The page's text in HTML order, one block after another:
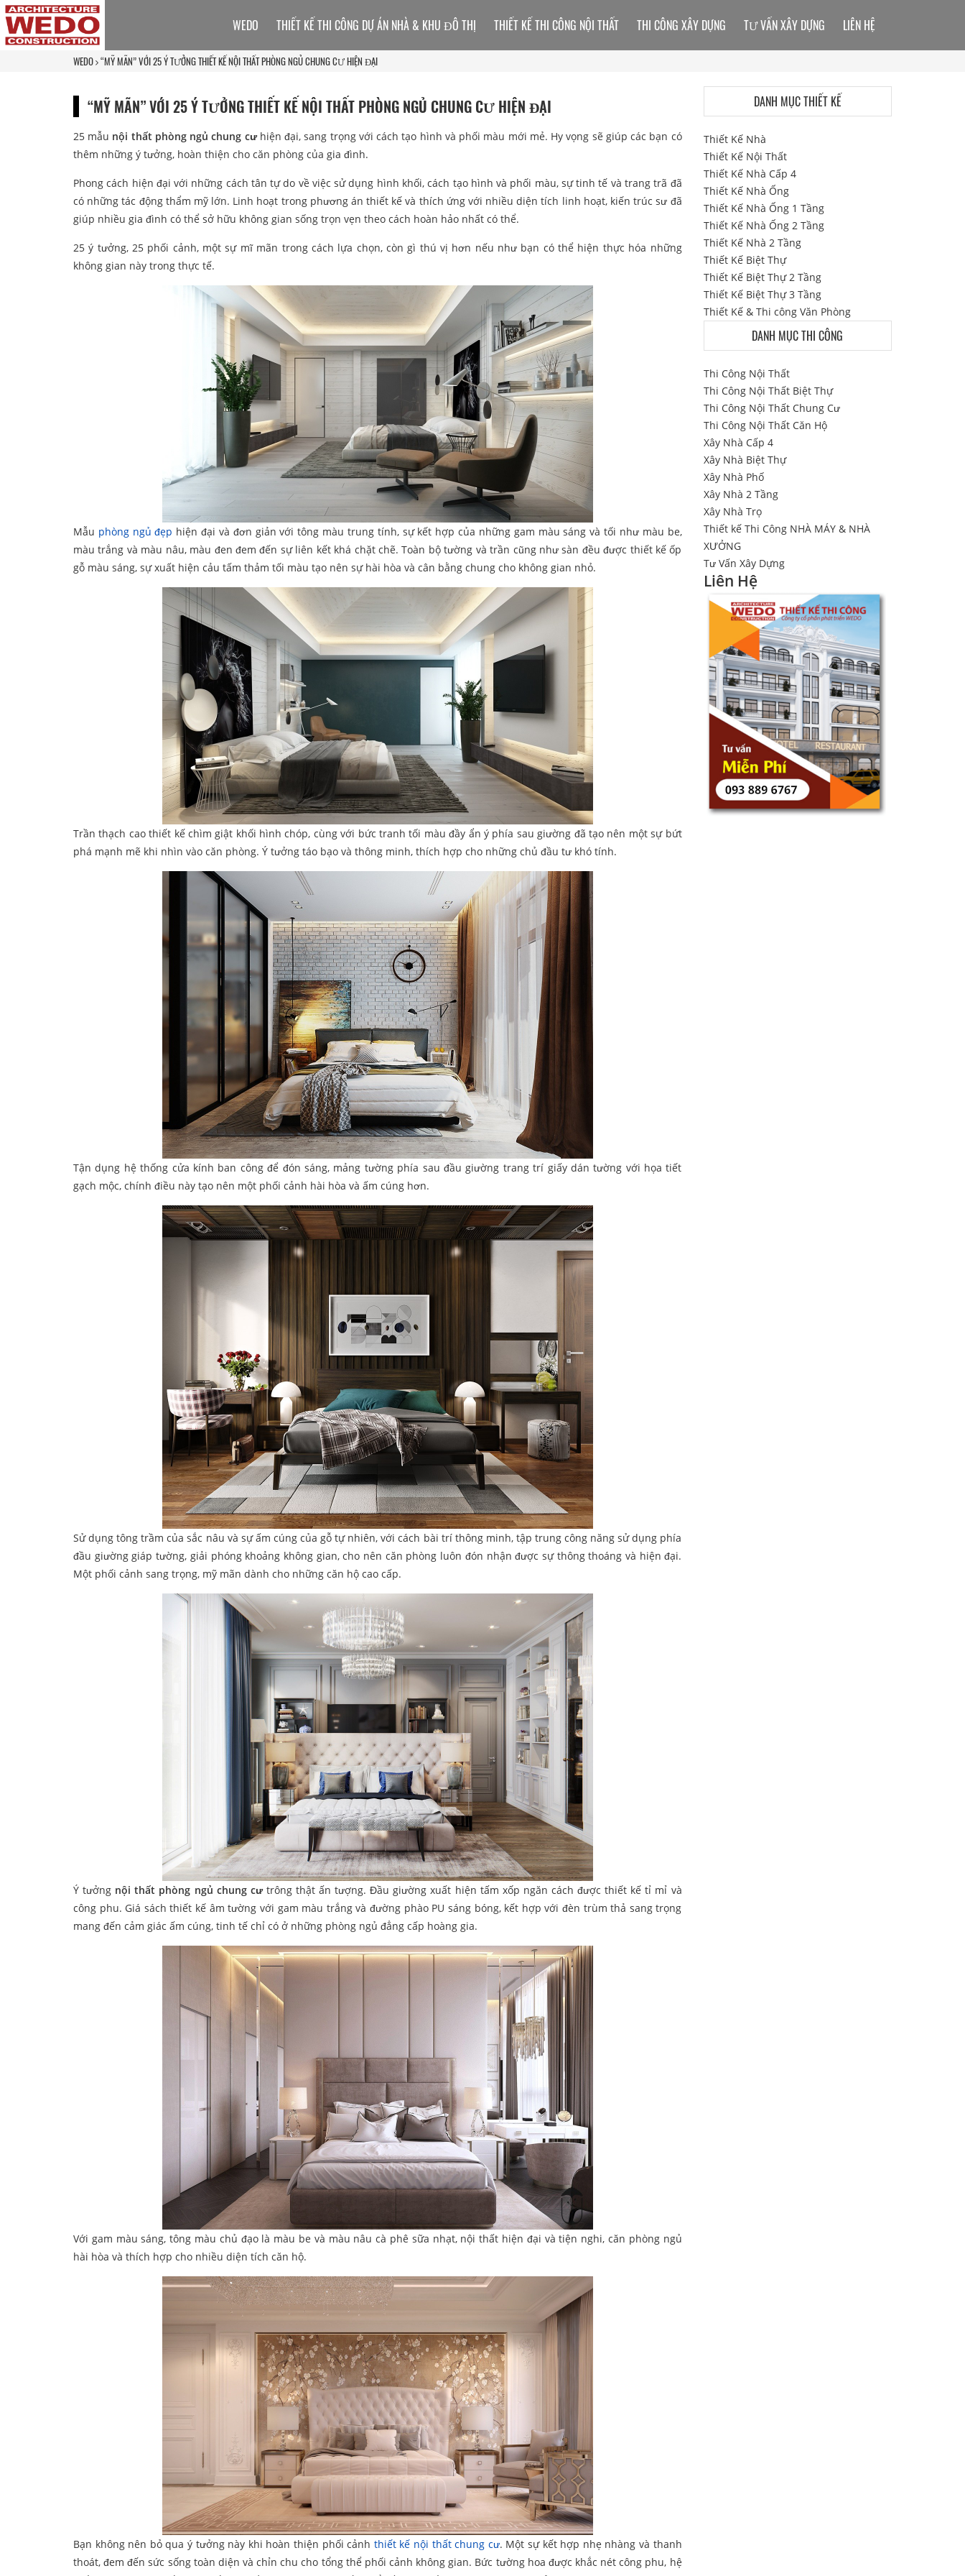
WEDO “MỸ MÃN” VỚI 25 Ý TƯỞNG THIẾT KẾ NỘI THẤT PHÒNG NGỦ CHUNG CƯ HIỆN ĐẠI
“MỸ MÃN” VỚI 25 Ý TƯỞNG THIẾT KẾ NỘI THẤT PHÒNG NGỦ CHUNG CƯ HIỆN ĐẠI
25 mẫu nội thất phòng ngủ chung cưhiện đại, sang trọng với cách tạo hình và phối màu mới mẻ. Hy vọng sẽ giúp các bạn có
thêm những ý tưởng, hoàn thiện cho căn phòng của gia đình.
Phong cách hiện đại với những cách tân tự do về việc sử dụng hình khối, cách tạo hình và phối màu, sự tinh tế và trang trã đã
có những tác động thẩm mỹ lớn. Linh hoạt trong phương án thiết kế và thích ứng với nhiều diện tích linh hoạt, kiến trúc sư đã
giúp nhiều gia đình có thể sở hữu không gian sống trọn vẹn theo cách hoàn hảo nhất có thể.
25 ý tưởng, 25 phối cảnh, một sự mĩ mãn trong cách lựa chọn, còn gì thú vị hơn nếu như bạn có thể hiện thực hóa những
không gian này trong thực tế.
Mẫu phòng ngủ đẹp hiện đại và đơn giản với tông màu trung tính, sự kết hợp của những gam màu sáng và tối như màu be,
màu trắng và màu nâu, màu đen đem đến sự liên kết khá chặt chẽ. Toàn bộ tường và trần cũng như sàn đều được thiết kế ốp
gỗ màu sáng, sự xuất hiện cảu tấm thảm tối màu tạo nên sự hài hòa và cân bằng chung cho không gian nhỏ.
Trần thạch cao thiết kế chìm giật khối hình chóp, cùng với bức tranh tối màu đầy ẩn ý phía sau giường đã tạo nên một sự bứt
phá mạnh mẽ khi nhìn vào căn phòng. Ý tưởng táo bạo và thông minh, thích hợp cho những chủ đầu tư khó tính.
Tận dụng hệ thống cửa kính ban công để đón sáng, mảng tường phía sau đầu giường trang trí giấy dán tường với họa tiết
gạch mộc, chính điều này tạo nên một phối cảnh hài hòa và ấm cúng hơn.
Sử dụng tông trầm của sắc nâu và sự ấm cúng của gỗ tự nhiên, với cách bài trí thông minh, tập trung công năng sử dụng phía
đầu giường giáp tường, giải phóng khoảng không gian, cho nên căn phòng luôn đón nhận được sự thông thoáng và hiện đại.
Một phối cảnh sang trọng, mỹ mãn dành cho những căn hộ cao cấp.
Ý tưởng nội thất phòng ngủ chung cư trông thật ấn tượng. Đầu giường xuất hiện tấm xốp ngăn cách được thiết kế tỉ mỉ và
công phu. Giá sách thiết kế âm tường với gam màu trắng và đường phào PU sáng bóng, kết hợp với đèn trùm thả sang trọng
mang đến cảm giác ấm cúng, tinh tế chỉ có ở những phòng ngủ đẳng cấp hoàng gia.
Với gam màu sáng, tông màu chủ đạo là màu be và màu nâu cà phê sữa nhạt, nội thất hiện đại và tiện nghi, căn phòng ngủ
hài hòa và thích hợp cho nhiều diện tích căn hộ.
Bạn không nên bỏ qua ý tưởng này khi hoàn thiện phối cảnh thiết kế nội thất chung cư. Một sự kết hợp nhẹ nhàng và thanh
thoát, đem đến sức sống toàn diện và chỉn chu cho tổng thể phối cảnh không gian. Bức tường hoa được khắc nét công phu, hệ
WEDO THIẾT KẾ THI CÔNG DỰ ÁN NHÀ & KHU ĐÔ THỊ THIẾT KẾ THI CÔNG NỘI THẤT THI CÔNG XÂY DỰNG TƯ VẤN XÂY DỰNG LIÊN HỆ
DANH MỤC THIẾT KẾ
Thiết Kế Nhà
Thiết Kế Nội Thất
Thiết Kế Nhà Cấp 4
Thiết Kế Nhà Ống
Thiết Kế Nhà Ống 1 Tầng
Thiết Kế Nhà Ống 2 Tầng
Thiết Kế Nhà 2 Tầng
Thiết Kế Biệt Thự
Thiết Kế Biệt Thự 2 Tầng
Thiết Kế Biệt Thự 3 Tầng
Thiết Kế & Thi công Văn Phòng
DANH MỤC THI CÔNG
Thi Công Nội Thất
Thi Công Nội Thất Biệt Thự
Thi Công Nội Thất Chung Cư
Thi Công Nội Thất Căn Hộ
Xây Nhà Cấp 4
Xây Nhà Biệt Thự
Xây Nhà Phố
Xây Nhà 2 Tầng
Xây Nhà Trọ
Thiết kế Thi Công NHÀ MÁY & NHÀ
XƯỞNG
Tư Vấn Xây Dựng
Liên Hệ